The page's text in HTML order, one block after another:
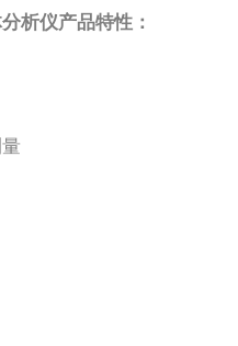
仪产品特性：